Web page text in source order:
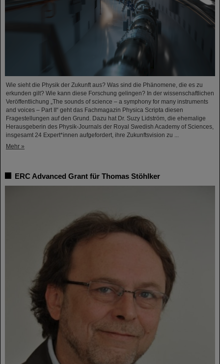
Wie sieht die Physik der Zukunft aus? Was sind die Phänomene, die es zu
erkunden gilt? Wie kann diese Forschung gelingen? In der wissenschaftlichen
Veröffentlichung „The sounds of science – a symphony for many instruments
and voices – Part II“ geht das Fachmagazin Physica Scripta diesen
Fragestellungen auf den Grund. Dazu hat Dr. Suzy Lidström, die ehemalige
Herausgeberin des Physik-Journals der Royal Swedish Academy of Sciences,
insgesamt 24 Expert*innen aufgefordert, ihre Zukunftsvision zu ...
Mehr »
ERC Advanced Grant für Thomas Stöhlker